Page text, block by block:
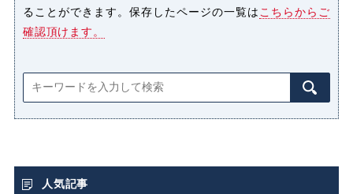
ることができます。保存したページの一覧は こちらからご
確認頂けます。
人気記事